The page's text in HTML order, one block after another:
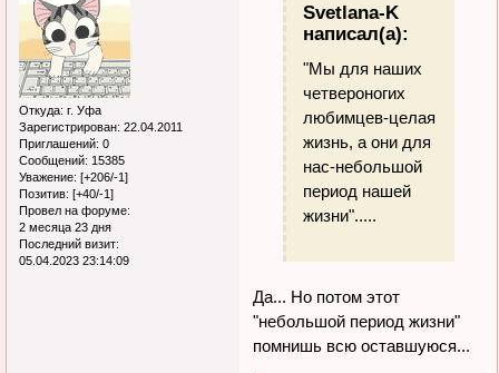
Откуда: г. Уфа
Зарегистрирован: 22.04.2011
Приглашений: 0
Сообщений: 15385
Уважение: [+206/-1]
Позитив: [+40/-1]
Провел на форуме:
2 месяца 23 дня
Последний визит:
05.04.2023 23:14:09
Svetlana-K
написал(а):
"Мы для наших
четвероногих
любимцев-целая
жизнь, а они для
нас-небольшой
период нашей
жизни".....
Да... Но потом этот
"небольшой период жизни"
помнишь всю оставшуюся...